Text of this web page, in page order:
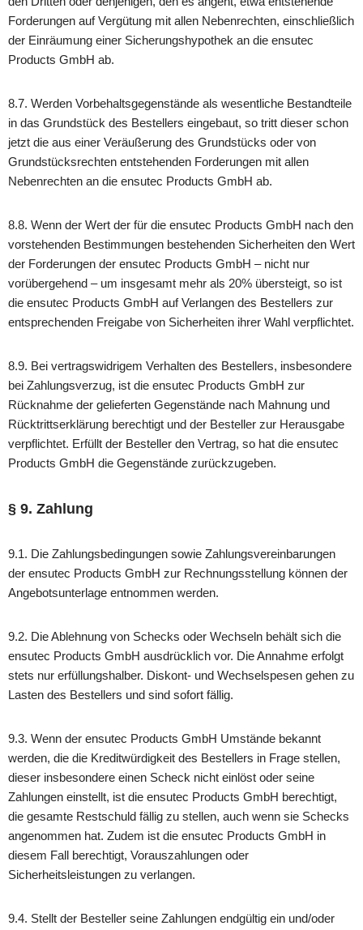
Forderungen auf Vergütung mit allen Nebenrechten, einschließlich
der Einräumung einer Sicherungshypothek an die ensutec
Products GmbH ab.
8.7. Werden Vorbehaltsgegenstände als wesentliche Bestandteile
in das Grundstück des Bestellers eingebaut, so tritt dieser schon
jetzt die aus einer Veräußerung des Grundstücks oder von
Grundstücksrechten entstehenden Forderungen mit allen
Nebenrechten an die ensutec Products GmbH ab.
8.8. Wenn der Wert der für die ensutec Products GmbH nach den
vorstehenden Bestimmungen bestehenden Sicherheiten den Wert
der Forderungen der ensutec Products GmbH – nicht nur
vorübergehend – um insgesamt mehr als 20% übersteigt, so ist
die ensutec Products GmbH auf Verlangen des Bestellers zur
entsprechenden Freigabe von Sicherheiten ihrer Wahl verpflichtet.
8.9. Bei vertragswidrigem Verhalten des Bestellers, insbesondere
bei Zahlungsverzug, ist die ensutec Products GmbH zur
Rücknahme der gelieferten Gegenstände nach Mahnung und
Rücktrittserklärung berechtigt und der Besteller zur Herausgabe
verpflichtet. Erfüllt der Besteller den Vertrag, so hat die ensutec
Products GmbH die Gegenstände zurückzugeben.
§ 9. Zahlung
9.1. Die Zahlungsbedingungen sowie Zahlungsvereinbarungen
der ensutec Products GmbH zur Rechnungsstellung können der
Angebotsunterlage entnommen werden.
9.2. Die Ablehnung von Schecks oder Wechseln behält sich die
ensutec Products GmbH ausdrücklich vor. Die Annahme erfolgt
stets nur erfüllungshalber. Diskont- und Wechselspesen gehen zu
Lasten des Bestellers und sind sofort fällig.
9.3. Wenn der ensutec Products GmbH Umstände bekannt
werden, die die Kreditwürdigkeit des Bestellers in Frage stellen,
dieser insbesondere einen Scheck nicht einlöst oder seine
Zahlungen einstellt, ist die ensutec Products GmbH berechtigt,
die gesamte Restschuld fällig zu stellen, auch wenn sie Schecks
angenommen hat. Zudem ist die ensutec Products GmbH in
diesem Fall berechtigt, Vorauszahlungen oder
Sicherheitsleistungen zu verlangen.
9.4. Stellt der Besteller seine Zahlungen endgültig ein und/oder